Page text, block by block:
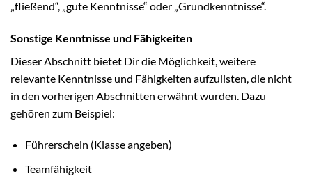
„fließend“, „gute Kenntnisse“ oder „Grundkenntnisse“.
Sonstige Kenntnisse und Fähigkeiten
Dieser Abschnitt bietet Dir die Möglichkeit, weitere
relevante Kenntnisse und Fähigkeiten aufzulisten, die nicht
in den vorherigen Abschnitten erwähnt wurden. Dazu
gehören zum Beispiel:
Führerschein (Klasse angeben)
Teamfähigkeit